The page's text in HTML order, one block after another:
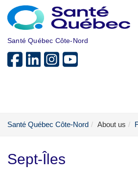
Skip to main content
Santé Québec Côte-Nord
Santé Québec Côte-Nord About us
Sept-Îles